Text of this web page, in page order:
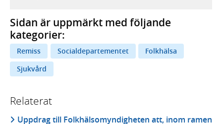
Sidan är uppmärkt med följande
kategorier:
Remiss Socialdepartementet
Folkhälsa
Sjukvård
Relaterat
Uppdrag till Folkhälsomyndigheten att, inom ramen